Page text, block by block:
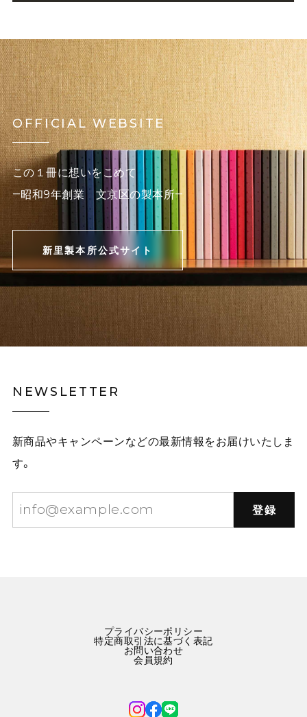
OFFICIAL WEBSITE
この１冊に想いをこめて
―昭和9年創業 文京区の製本所―
新里製本所公式サイト
NEWSLETTER
新商品やキャンペーンなどの最新情報をお届けいたしま
す。
登録
プライバシーポリシー
特定商取引法に基づく表記
お問い合わせ
会員規約